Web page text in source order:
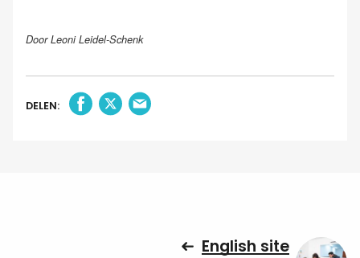
Door Leoni Leidel-Schenk
DELEN:
English site